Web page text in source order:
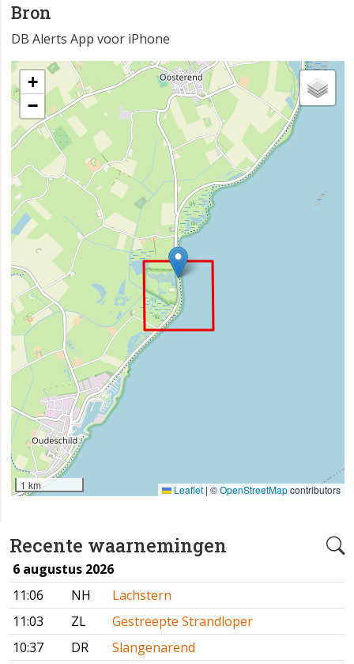
Recente waarnemingen
6 augustus 2026
11:06
NH
Lachstern
11:03
ZL
Gestreepte Strandloper
10:37
DR
Slangenarend
Bron
DB Alerts App voor iPhone
+
−
1 km Leaflet | ©OpenStreetMapcontributors